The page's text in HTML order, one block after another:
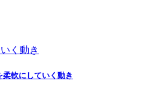
軟にしていく動き